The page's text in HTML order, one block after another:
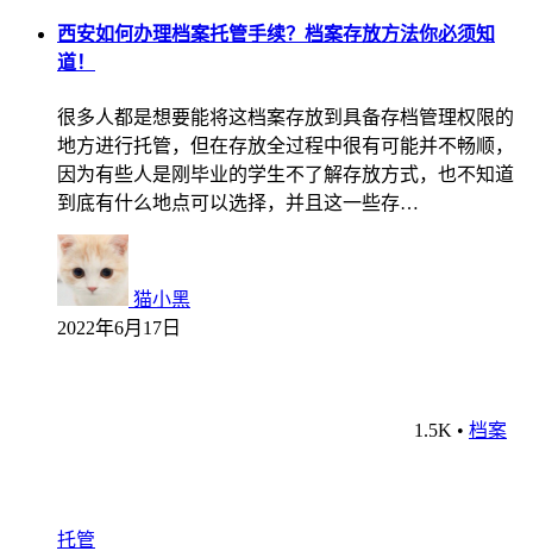
西安如何办理档案托管手续？档案存放方法你必须知
道！
很多人都是想要能将这档案存放到具备存档管理权限的
地方进行托管，但在存放全过程中很有可能并不畅顺，
因为有些人是刚毕业的学生不了解存放方式，也不知道
到底有什么地点可以选择，并且这一些存…
猫小黑
2022年6月17日
1.5K • 档案
托管